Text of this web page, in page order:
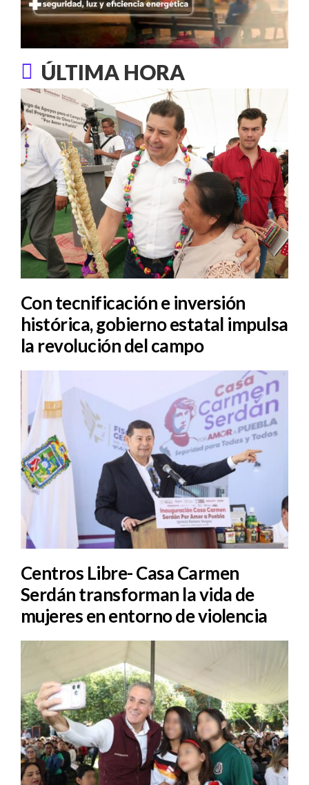
ÚLTIMA HORA
Con tecnificación e inversión
histórica, gobierno estatal impulsa
la revolución del campo
Centros Libre- Casa Carmen
Serdán transforman la vida de
mujeres en entorno de violencia